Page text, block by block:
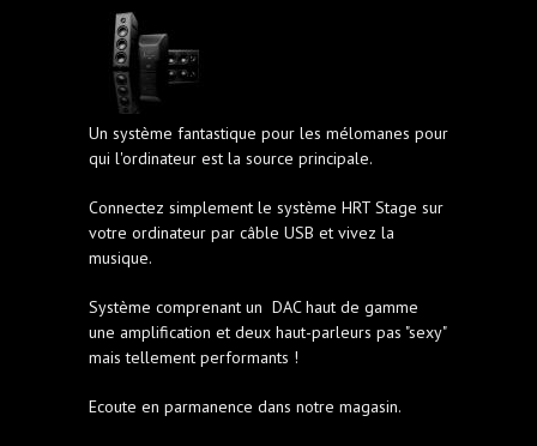
Un système fantastique pour les mélomanes pour
qui l'ordinateur est la source principale.
Connectez simplement le système HRT Stage sur
votre ordinateur par câble USB et vivez la
musique.
Système comprenant un DAC haut de gamme
une amplification et deux haut-parleurs pas "sexy"
mais tellement performants !
Ecoute en parmanence dans notre magasin.